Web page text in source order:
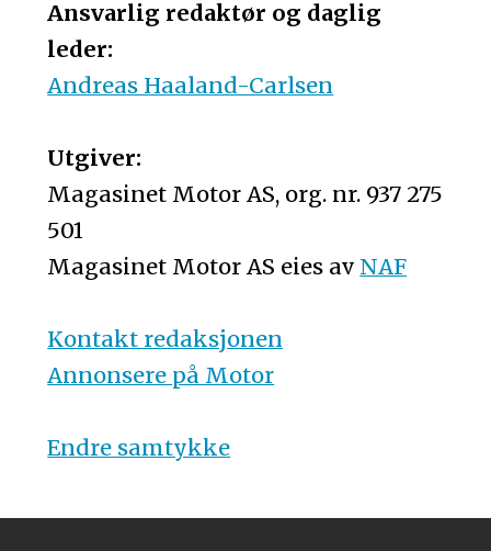
Ansvarlig redaktør og daglig
leder:
Andreas Haaland-Carlsen
Utgiver:
Magasinet Motor AS, org. nr. 937 275
501
Magasinet Motor AS eies av NAF
Kontakt redaksjonen
Annonsere på Motor
Endre samtykke